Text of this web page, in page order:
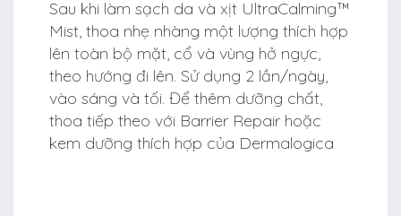
Sau khi làm sạch da và xịt UltraCalming™
Mist, thoa nhẹ nhàng một lượng thích hợp
lên toàn bộ mặt, cổ và vùng hở ngực,
theo hướng đi lên. Sử dụng 2 lần/ngày,
vào sáng và tối. Để thêm dưỡng chất,
thoa tiếp theo với Barrier Repair hoặc
kem dưỡng thích hợp của Dermalogica